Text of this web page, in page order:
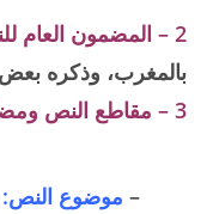
2 – المضمون العام للنص:
بالمغرب، وذكره بعض
3 – مقاطع النص ومضامينها:
– موضوع النص: